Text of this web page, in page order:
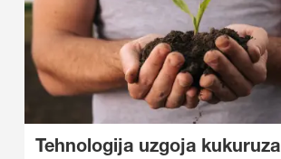
Tehnologija uzgoja kukuruza